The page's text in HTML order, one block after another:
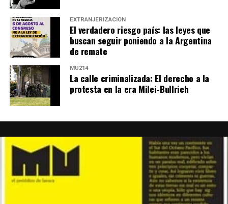
EXTRANJERIZACIÓN
El verdadero riesgo país: las leyes que
buscan seguir poniendo a la Argentina
de remate
MU214
La calle criminalizada: El derecho a la
protesta en la era Milei-Bullrich